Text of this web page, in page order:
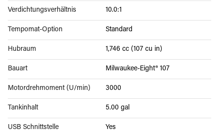
Verdichtungsverhältnis 10.0:1
Tempomat-Option Standard
Hubraum 1,746 cc (107 cu in)
Bauart Milwaukee-Eight® 107
Motordrehmoment (U/min) 3000
Tankinhalt 5.00 gal
USB Schnittstelle Yes